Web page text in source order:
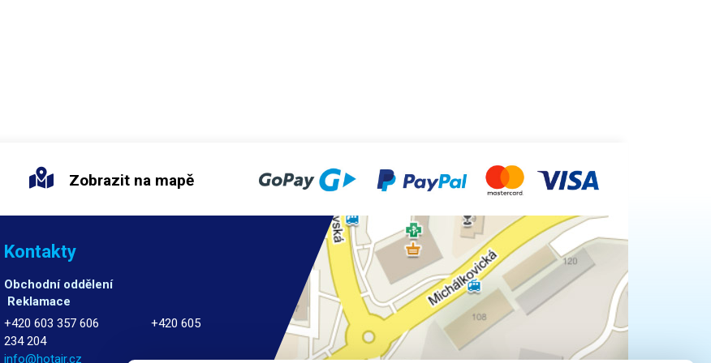
Zobrazit na mapě
Kontakty
Obchodní oddělení
Reklamace
+420 603 357 606 +420 605
234 204
info@hotair.cz